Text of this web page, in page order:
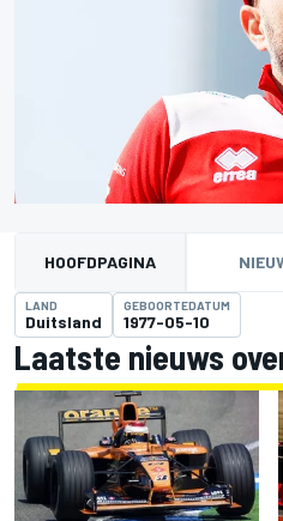
HOOFDPAGINA
LAND
Duitsland
GEBOORTEDATUM
1977-05-10
Laatste nieuws